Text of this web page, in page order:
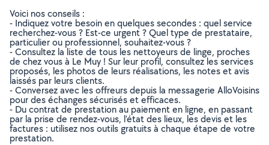
Voici nos conseils :
- Indiquez votre besoin en quelques secondes : quel service
recherchez-vous ? Est-ce urgent ? Quel type de prestataire,
particulier ou professionnel, souhaitez-vous ?
- Consultez la liste de tous les nettoyeurs de linge, proches
de chez vous à Le Muy ! Sur leur profil, consultez les services
proposés, les photos de leurs réalisations, les notes et avis
laissés par leurs clients.
- Conversez avec les offreurs depuis la messagerie AlloVoisins
pour des échanges sécurisés et efficaces.
- Du contrat de prestation au paiement en ligne, en passant
par la prise de rendez-vous, l’état des lieux, les devis et les
factures : utilisez nos outils gratuits à chaque étape de votre
prestation.